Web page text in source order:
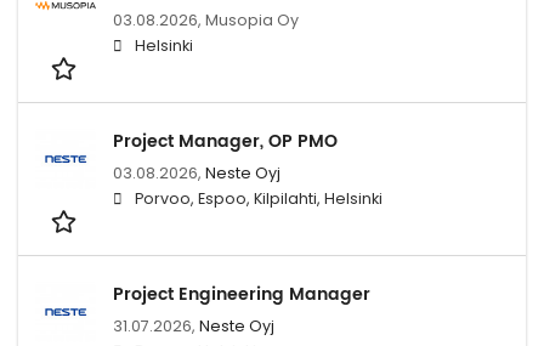
03.08.2026, Musopia Oy
Helsinki
Project Manager, OP PMO
03.08.2026, Neste Oyj
Porvoo, Espoo, Kilpilahti, Helsinki
Project Engineering Manager
31.07.2026, Neste Oyj